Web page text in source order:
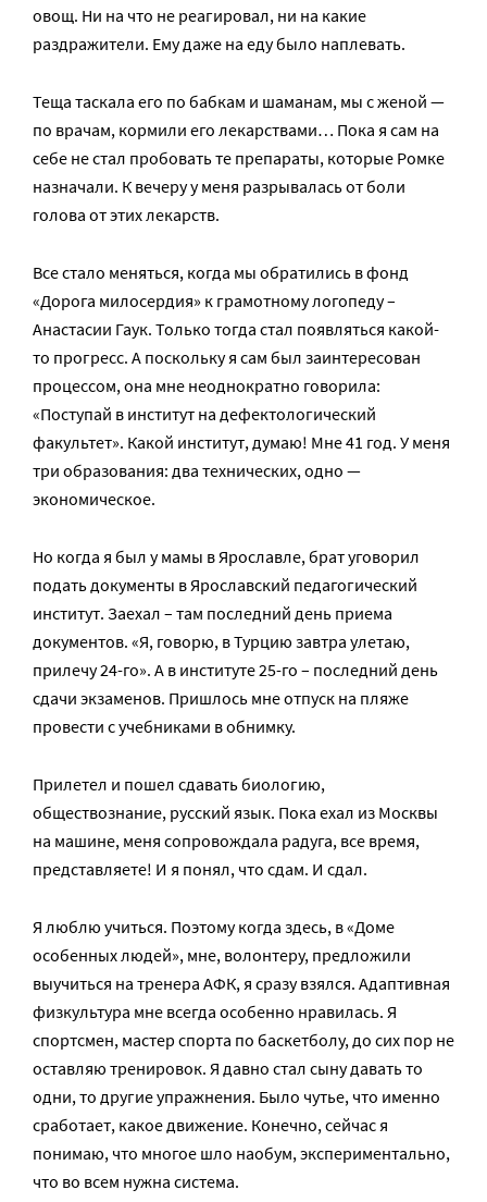
овощ. Ни на что не реагировал, ни на какие
раздражители. Ему даже на еду было наплевать.
Теща таскала его по бабкам и шаманам, мы с женой —
по врачам, кормили его лекарствами… Пока я сам на
себе не стал пробовать те препараты, которые Ромке
назначали. К вечеру у меня разрывалась от боли
голова от этих лекарств.
Все стало меняться, когда мы обратились в фонд
«Дорога милосердия» к грамотному логопеду –
Анастасии Гаук. Только тогда стал появляться какой-
то прогресс. А поскольку я сам был заинтересован
процессом, она мне неоднократно говорила:
«Поступай в институт на дефектологический
факультет». Какой институт, думаю! Мне 41 год. У меня
три образования: два технических, одно —
экономическое.
Но когда я был у мамы в Ярославле, брат уговорил
подать документы в Ярославский педагогический
институт. Заехал – там последний день приема
документов. «Я, говорю, в Турцию завтра улетаю,
прилечу 24-го». А в институте 25-го – последний день
сдачи экзаменов. Пришлось мне отпуск на пляже
провести с учебниками в обнимку.
Прилетел и пошел сдавать биологию,
обществознание, русский язык. Пока ехал из Москвы
на машине, меня сопровождала радуга, все время,
представляете! И я понял, что сдам. И сдал.
Я люблю учиться. Поэтому когда здесь, в «Доме
особенных людей», мне, волонтеру, предложили
выучиться на тренера АФК, я сразу взялся. Адаптивная
физкультура мне всегда особенно нравилась. Я
спортсмен, мастер спорта по баскетболу, до сих пор не
оставляю тренировок. Я давно стал сыну давать то
одни, то другие упражнения. Было чутье, что именно
сработает, какое движение. Конечно, сейчас я
понимаю, что многое шло наобум, экспериментально,
что во всем нужна система.